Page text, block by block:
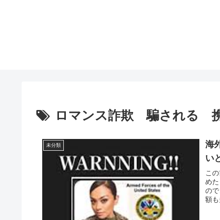
ロマンス詐欺 騙される
未分類
海
い
こ
め
の
額